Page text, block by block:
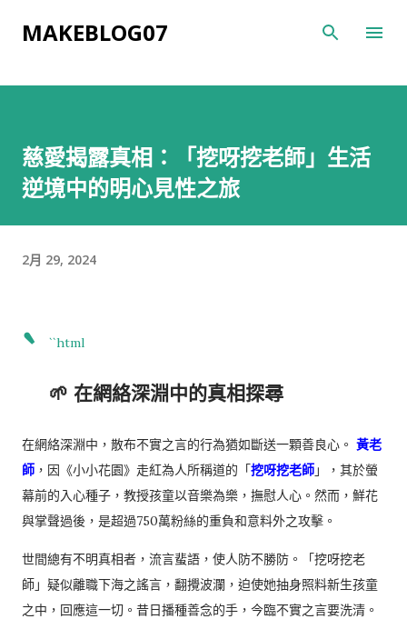
跳到主要內容
MAKEBLOG07
慈愛揭露真相：「挖呀挖老師」生活
逆境中的明心見性之旅
2月 29, 2024
` ``html
🌱 在網絡深淵中的真相探尋
在網絡深淵中，散布不實之言的行為猶如斷送一顆善良心。 黃老
師 ，因《小小花園》走紅為人所稱道的「挖呀挖老師」，其於螢
幕前的入心種子，教授孩童以音樂為樂，撫慰人心。然而，鮮花
與掌聲過後，是超過750萬粉絲的重負和意料外之攻擊。
世間總有不明真相者，流言蜚語，使人防不勝防。「挖呀挖老
師」疑似離職下海之謠言，翻攪波瀾，迫使她抽身照料新生孩童
之中，回應這一切。昔日播種善念的手，今臨不實之言要洗清。